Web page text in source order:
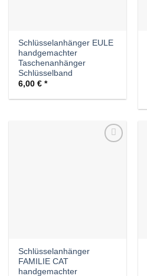
Schlüsselanhänger EULE
handgemachter
Taschenanhänger
Schlüsselband
6,00€
Schlüsselanhänger
FAMILIE CAT
handgemachter